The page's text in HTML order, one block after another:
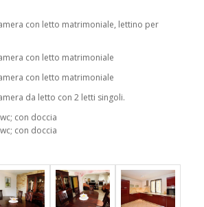
con letto matrimoniale, lettino per
con letto matrimoniale
con letto matrimoniale
da letto con 2 letti singoli.
con doccia
con doccia